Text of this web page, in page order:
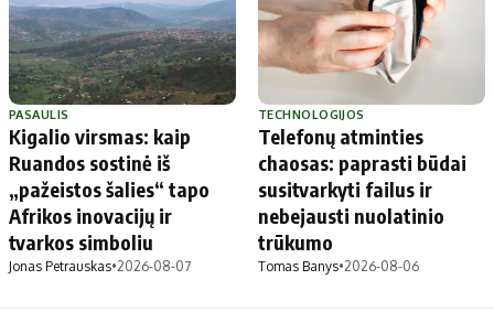
PASAULIS
Kigalio virsmas: kaip
Ruandos sostinė iš
„pažeistos šalies“ tapo
Afrikos inovacijų ir
tvarkos simboliu
Jonas Petrauskas•2026-08-07
TECHNOLOGIJOS
Telefonų atminties
chaosas: paprasti būdai
susitvarkyti failus ir
nebejausti nuolatinio
trūkumo
Tomas Banys•2026-08-06